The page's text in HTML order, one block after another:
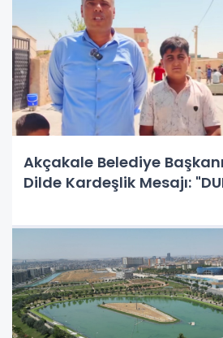
Akçakale Belediye
Dilde Kardeşlik Mesajı: